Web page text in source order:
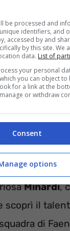
si è fermato
più staccato
Lewis
il
con Baku
fatto che
da stupirsi,
avvenne nel
Minardi,
scoprì il
di
be processed and
identifiers, and
accessed by and
by this site. We
data. List of
your personal
you can object to
for a link at the
or withdraw
Consent
options